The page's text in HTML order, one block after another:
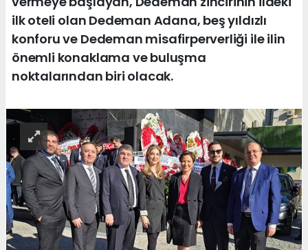
ilk oteli olan Dedeman Adana, beş yıldızlı
konforu ve Dedeman misafirperverliği ile ilin
önemli konaklama ve buluşma
noktalarından biri olacak.